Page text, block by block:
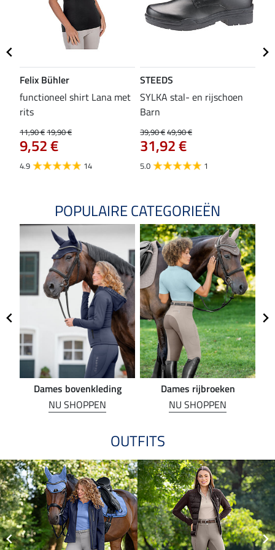
Felix Bühler
functioneel shirt Lana met
rits
11,90 €19,90 €
9,52 €
4.9 14
STEEDS
SYLKA stal- en rijschoen
Barn
39,90 €49,90 €
31,92 €
5.0 1
POPULAIRE CATEGORIEËN
Dames bovenkleding
NU SHOPPEN
Dames rijbroeken
NU SHOPPEN
OUTFITS